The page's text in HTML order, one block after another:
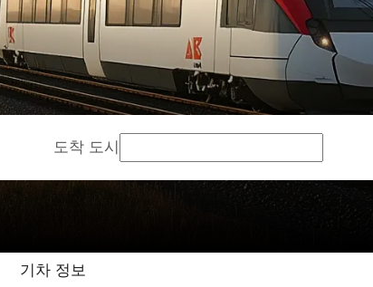
도착 도시
기차 정보